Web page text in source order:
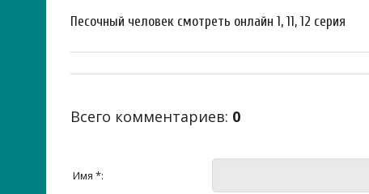
Песочный человек смотреть онлайн 1, 11, 12 серия
Всего комментариев: 0
Имя *: